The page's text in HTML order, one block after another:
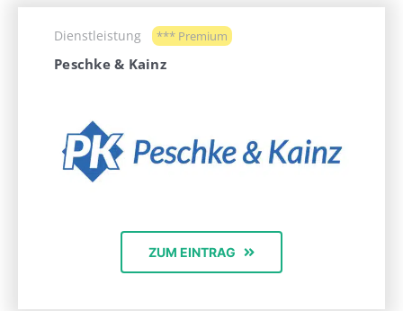
Dienstleistung *** Premium
Peschke & Kainz
ZUM EINTRAG